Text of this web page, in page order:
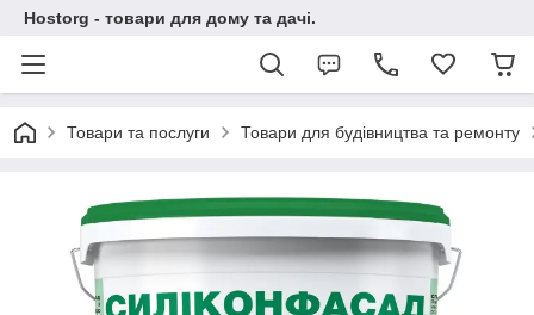
Hostorg - товари для дому та дачі.
Товари та послуги Товари для будівництва та ремонту